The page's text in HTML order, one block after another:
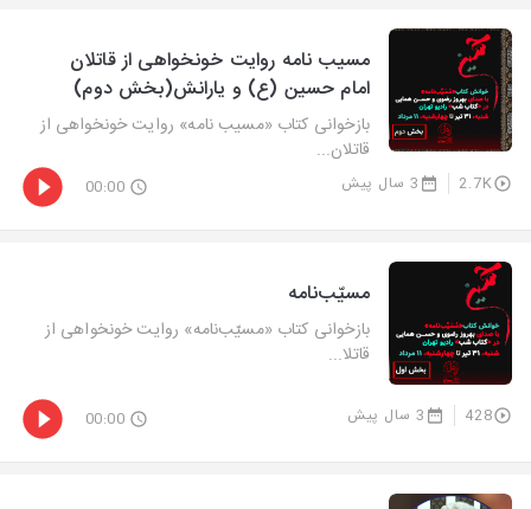
مسیب نامه روایت خونخواهی از قاتلان
امام حسین (ع) و یارانش(بخش دوم)
بازخوانی كتاب «مسیب نامه» روایت خونخواهی از
قاتلان...
2.7K 3 سال پیش 00:00
مسیّب‌نامه
بازخوانی كتاب «مسیّب‌نامه» روایت خونخواهی از
قاتلا...
428 3 سال پیش 00:00